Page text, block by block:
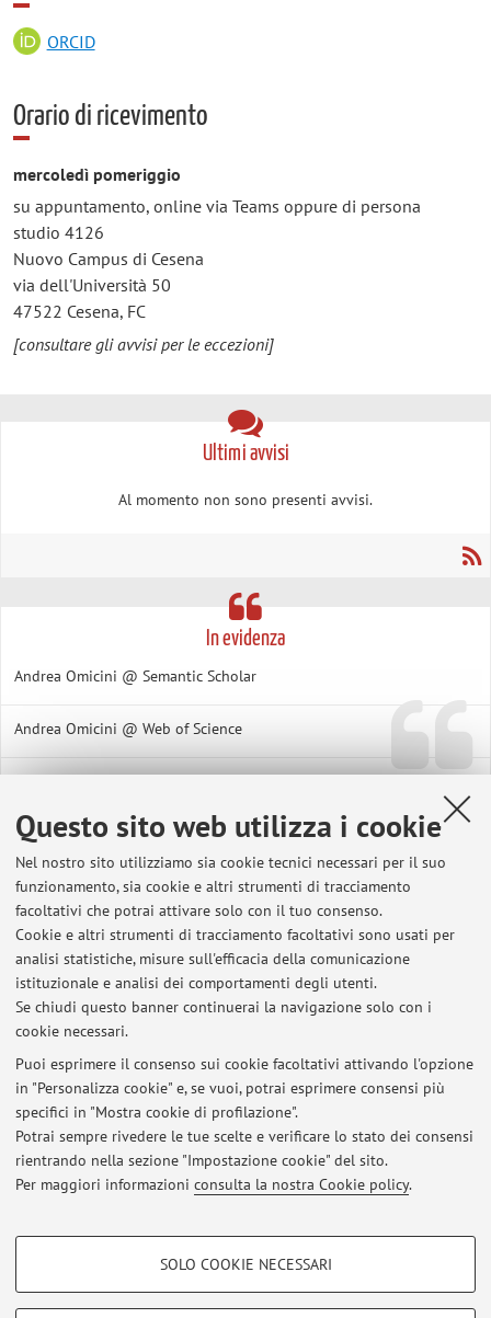
Questo sito web utilizza i cookie
Nel nostro sito utilizziamo sia cookie tecnici necessari per il suo
funzionamento, sia cookie e altri strumenti di tracciamento
facoltativi che potrai attivare solo con il tuo consenso.
Cookie e altri strumenti di tracciamento facoltativi sono usati per
analisi statistiche, misure sull'efficacia della comunicazione
istituzionale e analisi dei comportamenti degli utenti.
Se chiudi questo banner continuerai la navigazione solo con i
cookie necessari.
Puoi esprimere il consenso sui cookie facoltativi attivando l'opzione
in "Personalizza cookie" e, se vuoi, potrai esprimere consensi più
specifici in "Mostra cookie di profilazione".
Potrai sempre rivedere le tue scelte e verificare lo stato dei consensi
rientrando nella sezione "Impostazione cookie" del sito.
Per maggiori informazioni consulta la nostra Cookie policy.
COOKIE DI PROFILAZIONE - FACOLTATIVI
SOLO COOKIE NECESSARI
ORCID
Orario di ricevimento
mercoledì pomeriggio
su appuntamento, online via Teams oppure di persona
studio 4126
Nuovo Campus di Cesena
via dell'Università 50
47522 Cesena, FC
[consultare gli avvisi per le eccezioni]
Ultimi avvisi
Al momento non sono presenti avvisi.
In evidenza
Andrea Omicini @ Semantic Scholar
Andrea Omicini @ Web of Science
Pagine personali di Andrea Omicini
Andrea Omicini @ ORCID
Andrea Omicini @ SlideShare
Andrea Omicini @ IEEE Explore
Andrea Omicini @ Scopus
Andrea Omicini @ ACM Author Page
Andrea Omicini @ SpringerLink
Area riservata
Accedi tramiteloginper gestire tutti i contenuti del sito.